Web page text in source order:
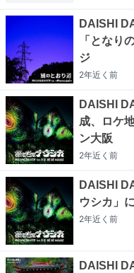
DAISHI
「となり
ジ
2年近く 前
DAISHI
成、ロケ
ン大阪
2年近く 前
DAISHI
ウシカ」
2年近く 前
DAISHI